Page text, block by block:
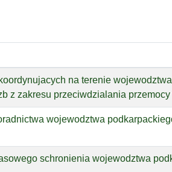
na terenie
z zakresu przeciwdzialania
wojewodztwa
schronienia wojewodztwa